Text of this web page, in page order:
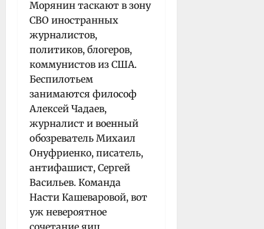
Морянин таскают в зону
СВО иностранных
журналистов,
политиков, блогеров,
коммунистов из США.
Беспилотьем
занимаются философ
Алексей Чадаев,
журналист и военный
обозреватель Михаил
Онуфриенко, писатель,
антифашист, Сергей
Васильев. Команда
Насти Кашеваровой, вот
уж невероятное
сочетание яиц